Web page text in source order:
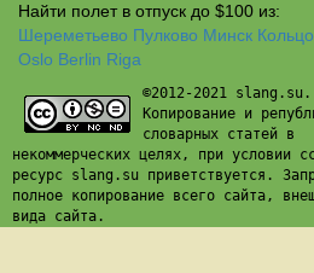
Найти полет в отпуск до $100 из:
Шереметьево Пулково Минск
Oslo Berlin Riga
©2012-2021 slang.su.
Копирование и
словарных статей в
некоммерческих целях, при условии
ресурс slang.su приветствуется.
полное копирование всего сайта,
вида сайта.